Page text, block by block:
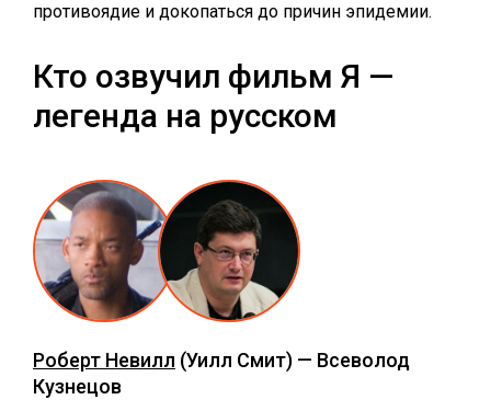
противоядие и докопаться до причин эпидемии.
Кто озвучил фильм Я —
легенда на русском
Роберт Невилл (Уилл Смит) — Всеволод
Кузнецов